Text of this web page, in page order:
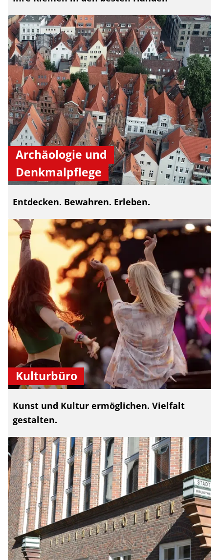
Archäologie und
Denkmalpflege
Entdecken. Bewahren. Erleben.
Kulturbüro
Kunst und Kultur ermöglichen. Vielfalt
gestalten.